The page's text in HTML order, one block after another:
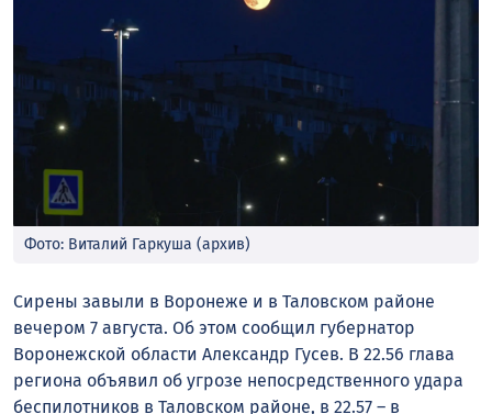
Фото: Виталий Гаркуша (архив)
Сирены завыли в Воронеже и в Таловском районе
вечером 7 августа. Об этом сообщил губернатор
Воронежской области Александр Гусев. В 22.56 глава
региона объявил об угрозе непосредственного удара
беспилотников в Таловском районе, в 22.57 – в